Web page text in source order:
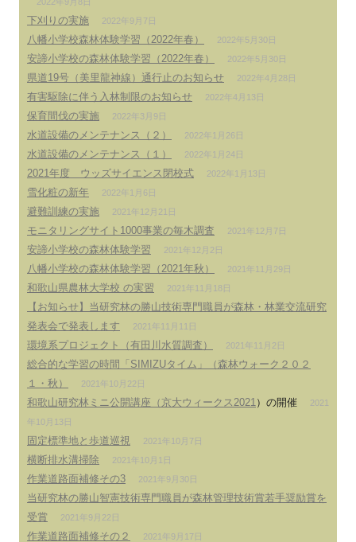
下刈りの実施 2022年9月7日
八幡小学校森林体験学習（2022年春） 2022年5月30日
安諦小学校の森林体験学習（2022年春） 2022年5月30日
県道19号（美里龍神線）通行止のお知らせ 2022年4月28日
有害駆除に伴う入林制限のお知らせ 2022年4月13日
保育間伐の実施 2022年3月9日
水道設備のメンテナンス（２） 2022年1月26日
水道設備のメンテナンス（１） 2022年1月24日
2021年度 ウッズサイエンス閉校式 2022年1月13日
雪化粧の新年 2022年1月6日
避難訓練の実施 2021年12月21日
モニタリングサイト1000事業の毎木調査 2021年12月7日
安諦小学校の森林体験学習 2021年12月2日
八幡小学校の森林体験学習（2021年秋） 2021年11月29日
和歌山県農林大学校 の実習 2021年11月18日
【お知らせ】当研究林の勝山技術専門職員が森林・林業交流研究
発表会で発表します
2021年11月11日
環境系プロジェクト（有田川水質調査） 2021年11月2日
総合的な学習の時間「SIMIZUタイム」（森林ウォーク２０２
１・秋）
2021年10月22日
和歌山研究林ミニ公開講座（京大ウィークス2021 ）の開催
2021
年10月13日
固定標準地と歩道巡視 2021年10月7日
横断排水溝掃除 2021年10月1日
作業道路面補修その3 2021年9月30日
当研究林の勝山智憲技術専門職員が森林管理技術賞若手奨励賞を
受賞
2021年9月22日
作業道路面補修その２ 2021年9月17日